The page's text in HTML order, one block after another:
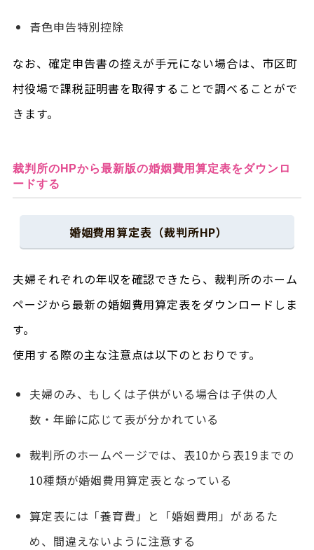
青色申告特別控除
なお、確定申告書の控えが手元にない場合は、市区町
村役場で課税証明書を取得することで調べることがで
きます。
裁判所のHPから最新版の婚姻費用算定表をダウンロ
ードする
婚姻費用算定表（裁判所HP）
夫婦それぞれの年収を確認できたら、裁判所のホーム
ページから最新の婚姻費用算定表をダウンロードしま
す。
使用する際の主な注意点は以下のとおりです。
夫婦のみ、もしくは子供がいる場合は子供の人
数・年齢に応じて表が分かれている
裁判所のホームページでは、表10から表19までの
10種類が婚姻費用算定表となっている
算定表には「養育費」と「婚姻費用」があるた
め、間違えないように注意する